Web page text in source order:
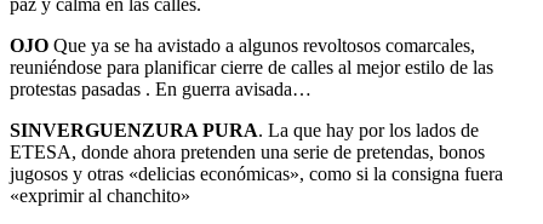
OJO Que ya se ha avistado a algunos revoltosos comarcales,
reuniéndose para planificar cierre de calles al mejor estilo de las
protestas pasadas . En guerra avisada…
SINVERGUENZURA PURA. La que hay por los lados de
ETESA, donde ahora pretenden una serie de pretendas, bonos
jugosos y otras «delicias económicas», como si la consigna fuera
«exprimir al chanchito»